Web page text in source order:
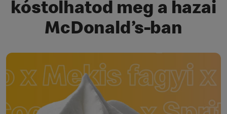
kóstolhatod meg a hazai
McDonald’s-ban